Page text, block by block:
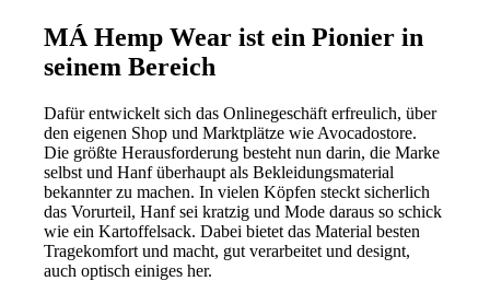
MÁ Hemp Wear ist ein Pionier in
seinem Bereich
Dafür entwickelt sich das Onlinegeschäft erfreulich, über
den eigenen Shop und Marktplätze wie Avocadostore.
Die größte Herausforderung besteht nun darin, die Marke
selbst und Hanf überhaupt als Bekleidungsmaterial
bekannter zu machen. In vielen Köpfen steckt sicherlich
das Vorurteil, Hanf sei kratzig und Mode daraus so schick
wie ein Kartoffelsack. Dabei bietet das Material besten
Tragekomfort und macht, gut verarbeitet und designt,
auch optisch einiges her.